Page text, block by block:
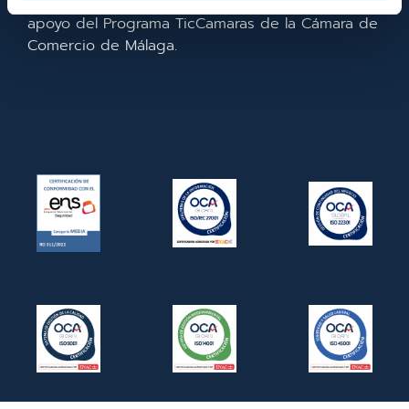
apoyo del Programa TicCamaras de la Cámara de
Comercio de Málaga.